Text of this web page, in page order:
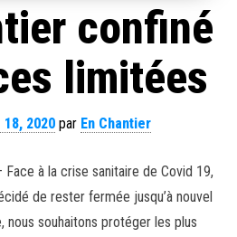
confiné
limitées
18, 2020 par En Chantier
à la crise sanitaire de Covid 19,
de rester fermée jusqu’à nouvel
nous souhaitons protéger les plus